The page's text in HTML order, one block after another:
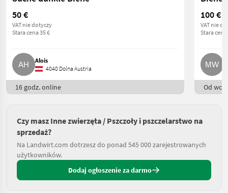
50 €
VAT nie dotyczy
Stara cena 35 €
Alois
4040 Dolna Austria
16 godz. online
100 €
VAT nie
Stara cena
Od
Czy masz Inne zwierzęta / Pszczoły i pszczelarstwo na
sprzedaż?
Na Landwirt.com dotrzesz do ponad 545 000 zarejestrowanych
użytkowników.
Dodaj ogłoszenie za darmo